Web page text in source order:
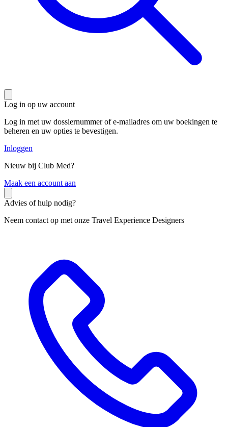
Log in op uw account
Log in met uw dossiernummer of e-mailadres om uw boekingen te
beheren en uw opties te bevestigen.
Inloggen
Nieuw bij Club Med?
Maak een account aan
Advies of hulp nodig?
Neem contact op met onze Travel Experience Designers